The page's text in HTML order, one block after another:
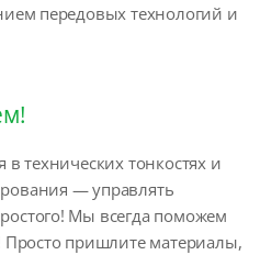
передовых технологий и
технических тонкостях и
— управлять
Мы всегда поможем
Просто пришлите материалы,